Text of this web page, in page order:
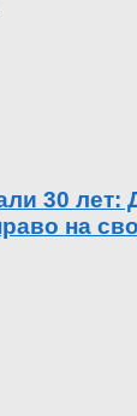
30 лет:
на